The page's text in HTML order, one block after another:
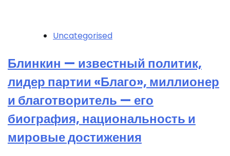
Uncategorised
Блинкин — известный политик,
лидер партии «Благо», миллионер
и благотворитель — его
биография, национальность и
мировые достижения